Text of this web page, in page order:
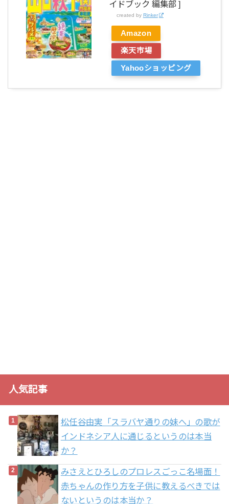
イドブック 編集部 ]
created by Rinker
Amazon
楽天市場
Yahooショッピング
人気記事
松任谷由実「スラバヤ通りの妹へ」の歌が
インドネシア人に通じるというのは本当
か？
みさえとひろしのプロレスごっこ名場面！
赤ちゃんの作り方を子供に教えるべきでは
ないというのは本当か？